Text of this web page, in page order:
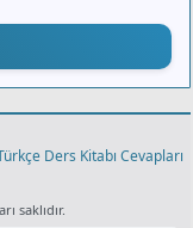
Ders Kitabı Cevapları
saklıdır.